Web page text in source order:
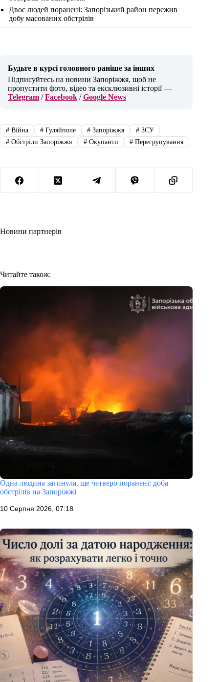
Двоє людей поранені: Запорізький район пережив
добу масованих обстрілів
Будьте в курсі головного раніше за інших
Підписуйтесь на новини Запоріжжя, щоб не
пропустити фото, відео та ексклюзивні історії —
Telegram /Facebook /Google News
#Війна #Гуляйполе # Запоріжжя # ЗСУ
#Обстріли Запоріжжя #Окупанти # Перегрупування
Новини партнерів
Читайте також:
Одна людина загинула, ще четверо поранені: доба
обстрілів на Запоріжжі
10 Серпня 2026, 07:18